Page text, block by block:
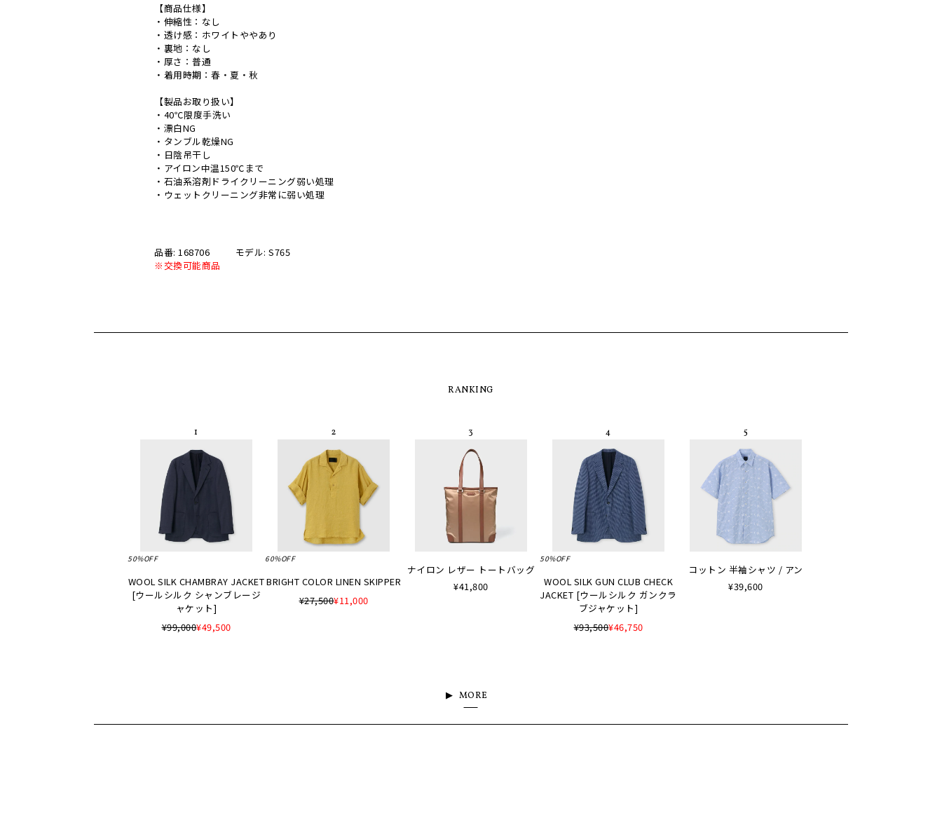
【商品仕様】
・伸縮性：なし
・透け感：ホワイトややあり
・裏地：なし
・厚さ：普通
・着用時期：春・夏・秋
【製品お取り扱い】
・40℃限度手洗い
・漂白NG
・タンブル乾燥NG
・日陰吊干し
・アイロン中温150℃まで
・石油系溶剤ドライクリーニング弱い処理
・ウェットクリーニング非常に弱い処理
品番: 168706
モデル: S765
※交換可能商品
RANKING
50%OFF
WOOL SILK CHAMBRAY JACKET
[ウールシルク シャンブレージ
ャケット]
¥99,000¥49,500
60%OFF
BRIGHT COLOR LINEN SKIPPER
¥27,500¥11,000
ナイロン レザー トートバッグ
¥41,800
50%OFF
WOOL SILK GUN CLUB CHECK
JACKET [ウールシルク ガンクラ
ブジャケット]
¥93,500¥46,750
コットン 半袖シャツ / アン
¥39,600
MORE